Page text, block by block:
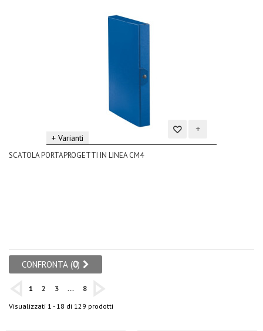
Aggiungi
+ Varianti
SCATOLA PORTAPROGETTI IN LINEA CM4
CONFRONTA (0)
1 2 3 ...
8
Visualizzati 1 - 18 di 129 prodotti